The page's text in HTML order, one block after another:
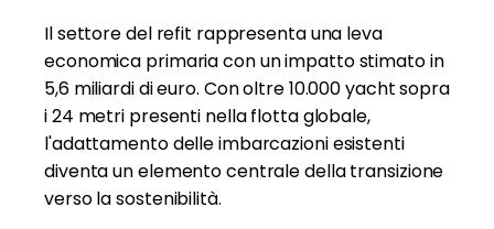
Il settore del refit rappresenta una leva
economica primaria con un impatto stimato in
5,6 miliardi di euro. Con oltre 10.000 yacht sopra
i 24 metri presenti nella flotta globale,
l'adattamento delle imbarcazioni esistenti
diventa un elemento centrale della transizione
verso la sostenibilità.